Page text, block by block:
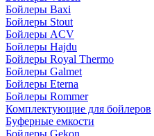
Бойлеры Baxi
Бойлеры Stout
Бойлеры ACV
Бойлеры Hajdu
Бойлеры Royal Thermo
Бойлеры Galmet
Бойлеры Eterna
Бойлеры Rommer
Комплектующие для бойлеров
Буферные емкости
Бойлеры Gekon